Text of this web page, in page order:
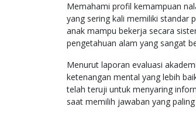
Memahami profil kemampuan
yang sering kali memiliki standar
anak mampu bekerja secara
pengetahuan alam yang sangat
Menurut laporan evaluasi
ketenangan mental yang lebih
telah teruji untuk menyaring
saat memilih jawaban yang